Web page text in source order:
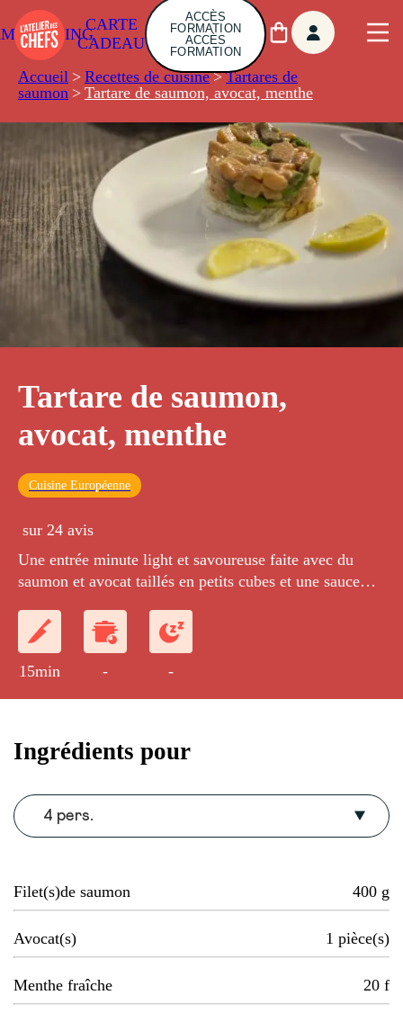
CARTE
CADEAU
ACCÈS
FORMATION
ACCÈS
FORMATION
Accueil > Recettes de cuisine > Tartares de
saumon > Tartare de saumon, avocat, menthe
Tartare de saumon,
avocat, menthe
Cuisine Européenne
sur 24 avis
Une entrée minute light et savoureuse faite avec du
saumon et avocat taillés en petits cubes et une sauce
15min - -
Ingrédients pour
4 pers.
Filet(s)de saumon 400 g
Avocat(s) 1 pièce(s)
Menthe fraîche 20 f